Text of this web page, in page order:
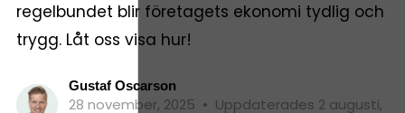
regelbundet blir företagets ekonomi tydlig och
trygg. Låt oss visa hur!
Gustaf Oscarson
28 november, 2025 • Uppdaterades 2 augusti,